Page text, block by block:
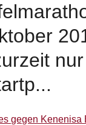
gegen Kenenisa